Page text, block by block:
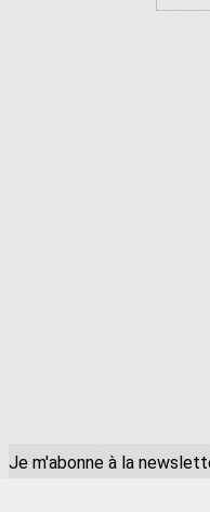
Je m'abonne à la